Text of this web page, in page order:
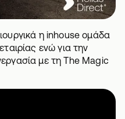
η inhouse ομάδα
εταιρίας ενώ για την
με τη The Magic